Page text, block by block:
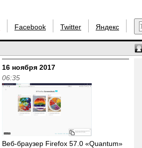
Facebook Twitter Яндекс
16 ноября 2017
06:35
Веб-браузер Firefox 57.0 «Quantum»